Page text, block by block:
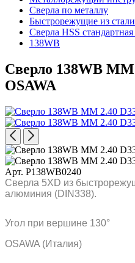
Сверла по металлу
Быстрорежущие из
Сверла HSS стандартная
138WB
Сверло 138WB MM
OSAWA
Арт. P138WB0240
Сверла 5XD из
алюминия (DIN338).
Угол при вершине 130°
OSAWA (Италия)